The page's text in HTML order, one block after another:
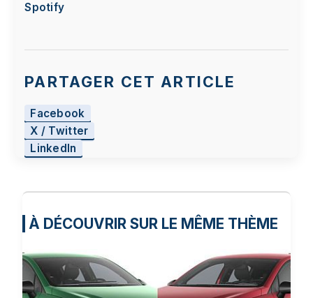
Spotify
PARTAGER CET ARTICLE
Facebook
X / Twitter
LinkedIn
À DÉCOUVRIR SUR LE MÊME THÈME